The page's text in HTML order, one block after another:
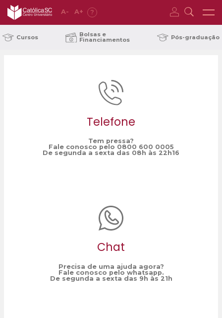
A- A+ ?
Cursos Bolsas e
Financiamentos Pós-graduação
Telefone
Tem pressa?
Fale conosco pelo 0800 600 0005
De segunda a sexta das 08h às 22h16
Chat
Precisa de uma ajuda agora?
Fale conosco pelo whatsapp.
De segunda a sexta das 9h às 21h